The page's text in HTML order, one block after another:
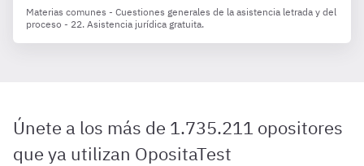
Materias comunes - Cuestiones generales de la asistencia letrada y del
proceso - 22. Asistencia jurídica gratuita.
Únete a los más de 1.735.211 opositores
que ya utilizan OpositaTest